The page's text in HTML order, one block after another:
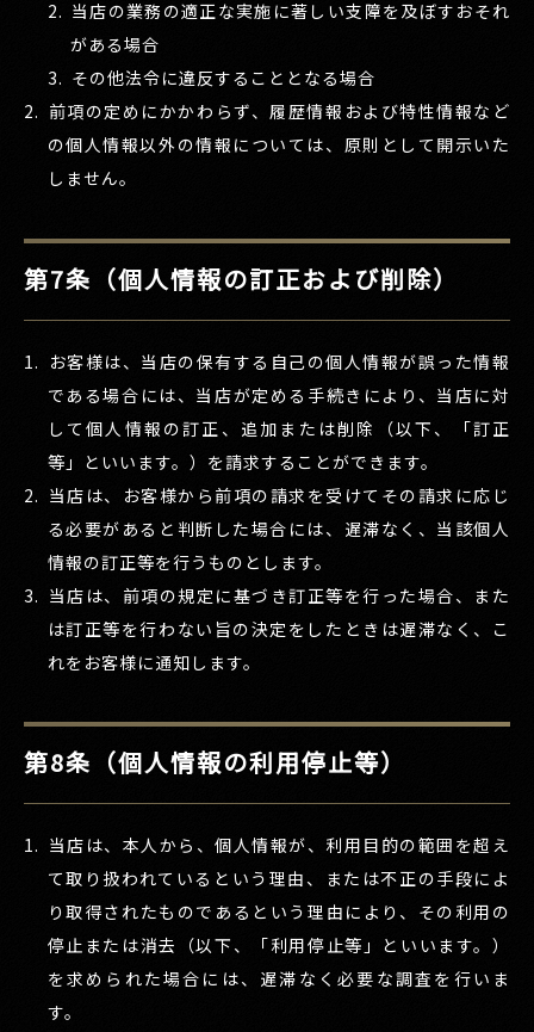
当店の業務の適正な実施に著しい支障を及ぼすおそれ
がある場合
その他法令に違反することとなる場合
前項の定めにかかわらず、履歴情報および特性情報など
の個人情報以外の情報については、原則として開示いた
しません。
第7条（個人情報の訂正および削除）
お客様は、当店の保有する自己の個人情報が誤った情報
である場合には、当店が定める手続きにより、当店に対
して個人情報の訂正、追加または削除（以下、「訂正
等」といいます。）を請求することができます。
当店は、お客様から前項の請求を受けてその請求に応じ
る必要があると判断した場合には、遅滞なく、当該個人
情報の訂正等を行うものとします。
当店は、前項の規定に基づき訂正等を行った場合、また
は訂正等を行わない旨の決定をしたときは遅滞なく、こ
れをお客様に通知します。
第8条（個人情報の利用停止等）
当店は、本人から、個人情報が、利用目的の範囲を超え
て取り扱われているという理由、または不正の手段によ
り取得されたものであるという理由により、その利用の
停止または消去（以下、「利用停止等」といいます。）
を求められた場合には、遅滞なく必要な調査を行いま
す。